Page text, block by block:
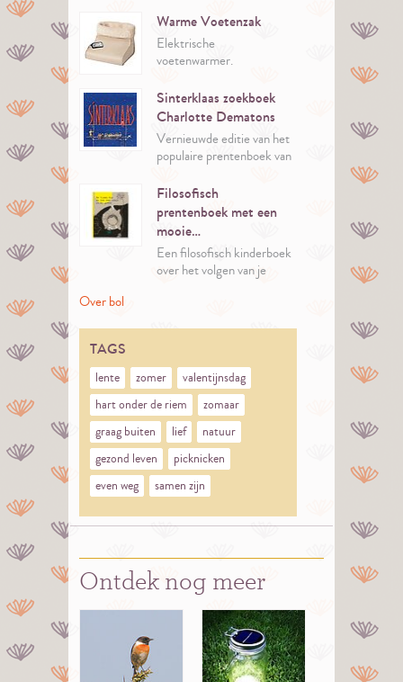
Warme Voetenzak
Elektrische
voetenwarmer.
Sinterklaas zoekboek
Charlotte Dematons
Vernieuwde editie van het
populaire prentenboek van
de magische wereld van
Sinterklaas.
Filosofisch
prentenboek met een
mooie…
Een filosofisch kinderboek
over het volgen van je
manier.
Over bol
TAGS
lente zomer
valentijnsdag
hart onder de riem
zomaar
graag buiten
lief
natuur
gezond leven
picknicken
even weg
samen zijn
Ontdek nog meer